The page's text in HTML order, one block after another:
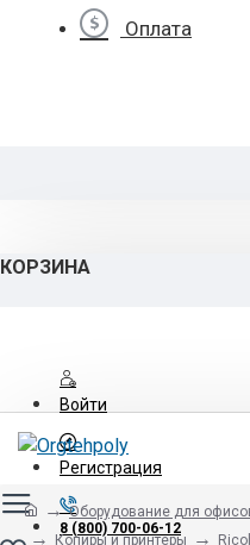
Оплата
КОРЗИНА
Войти
Регистрация
8 (800) 700-06-12
Оборудование для
Копиры и принтеры